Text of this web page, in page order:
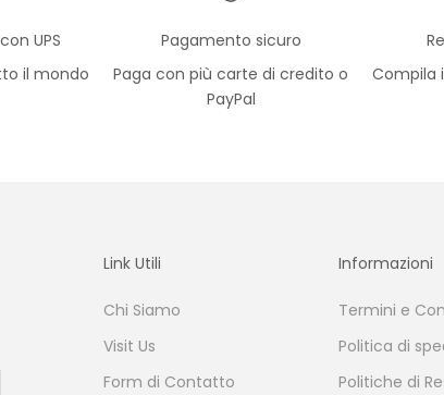
UPS
il mondo
Pagamento sicuro
Paga con più carte di credito o
PayPal
Compila
Link Utili
Chi Siamo
Visit Us
Form di Contatto
Informazioni
Termini e
Politica di
Politiche di